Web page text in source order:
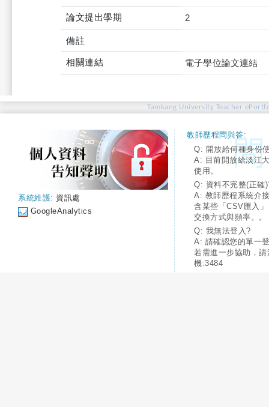
論文提出學期 2
備註
相關連結 電子學位論文連結
Tamkang University Teacher
系統維護: 資訊處
GoogleAnalytics
教師歷程問與答:
Q: 開放給何種身份
A: 目前開放給淡江
使用。
Q: 資料不完整(正確
A: 教師歷程系統介
含某些「CSV匯入
交換方式與頻率。。
Q: 我無法登入?
A: 請確認您的單一
若需進一步協助，
機:3484